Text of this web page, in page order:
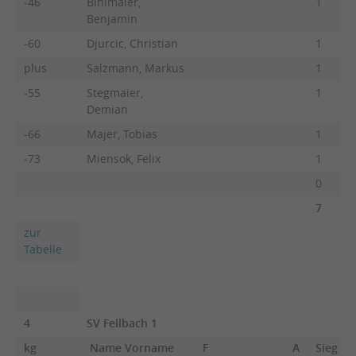
Benjamin
-60 Djurcic, Christian
1
plus
Salzmann, Markus
1
-55
Stegmaier,
Demian
1
-66 Majer, Tobias
1
-73
Miensok, Felix
1
0
7
zur
Tabelle
4
SV Fellbach 1
kg
Name Vorname F A Sieg